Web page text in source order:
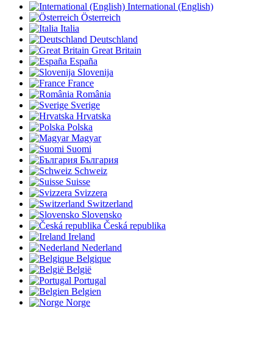
International (English)
Österreich
Italia
Deutschland
Great Britain
España
Slovenija
France
România
Sverige
Hrvatska
Polska
Magyar
Suomi
България
Schweiz
Suisse
Svizzera
Switzerland
Slovensko
Česká republika
Ireland
Nederland
Belgique
België
Portugal
Belgien
Norge